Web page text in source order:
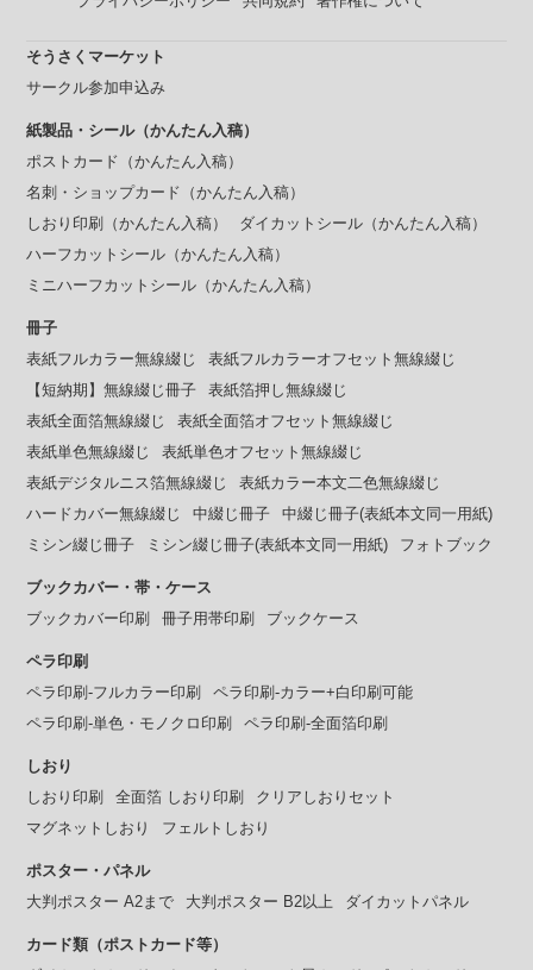
そうさくマーケット
サークル参加申込み
紙製品・シール（かんたん入稿）
ポストカード（かんたん入稿）
名刺・ショップカード（かんたん入稿）
しおり印刷（かんたん入稿）
ダイカットシール（かんたん入稿）
ハーフカットシール（かんたん入稿）
ミニハーフカットシール（かんたん入稿）
冊子
表紙フルカラー無線綴じ
表紙フルカラーオフセット無線綴じ
【短納期】無線綴じ冊子
表紙箔押し無線綴じ
表紙全面箔無線綴じ
表紙全面箔オフセット無線綴じ
表紙単色無線綴じ
表紙単色オフセット無線綴じ
表紙デジタルニス箔無線綴じ
表紙カラー本文二色無線綴じ
ハードカバー無線綴じ
中綴じ冊子
中綴じ冊子(表紙本文同一用紙)
ミシン綴じ冊子
ミシン綴じ冊子(表紙本文同一用紙) フォトブック
ブックカバー・帯・ケース
ブックカバー印刷
冊子用帯印刷 ブックケース
ペラ印刷
ペラ印刷-フルカラー印刷
ペラ印刷-カラー+白印刷可能
ペラ印刷-単色・モノクロ印刷
ペラ印刷-全面箔印刷
しおり
しおり印刷
全面箔 しおり印刷
クリアしおりセット
マグネットしおり
フェルトしおり
ポスター・パネル
大判ポスター A2まで
大判ポスター B2以上 ダイカットパネル
カード類（ポストカード等）